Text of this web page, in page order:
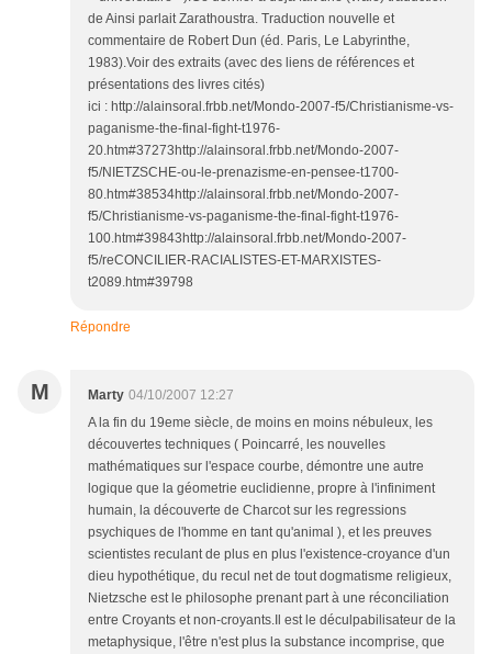
de Ainsi parlait Zarathoustra. Traduction nouvelle et
commentaire de Robert Dun (éd. Paris, Le Labyrinthe,
1983).Voir des extraits (avec des liens de références et
présentations des livres cités)
ici : http://alainsoral.frbb.net/Mondo-2007-f5/Christianisme-vs-
paganisme-the-final-fight-t1976-
20.htm#37273http://alainsoral.frbb.net/Mondo-2007-
f5/NIETZSCHE-ou-le-prenazisme-en-pensee-t1700-
80.htm#38534http://alainsoral.frbb.net/Mondo-2007-
f5/Christianisme-vs-paganisme-the-final-fight-t1976-
100.htm#39843http://alainsoral.frbb.net/Mondo-2007-
f5/reCONCILIER-RACIALISTES-ET-MARXISTES-
t2089.htm#39798
Répondre
M Marty 04/10/2007 12:27
A la fin du 19eme siècle, de moins en moins nébuleux, les
découvertes techniques ( Poincarré, les nouvelles
mathématiques sur l'espace courbe, démontre une autre
logique que la géometrie euclidienne, propre à l'infiniment
humain, la découverte de Charcot sur les regressions
psychiques de l'homme en tant qu'animal ), et les preuves
scientistes reculant de plus en plus l'existence-croyance d'un
dieu hypothétique, du recul net de tout dogmatisme religieux,
Nietzsche est le philosophe prenant part à une réconciliation
entre Croyants et non-croyants.Il est le déculpabilisateur de la
metaphysique, l'être n'est plus la substance incomprise, que